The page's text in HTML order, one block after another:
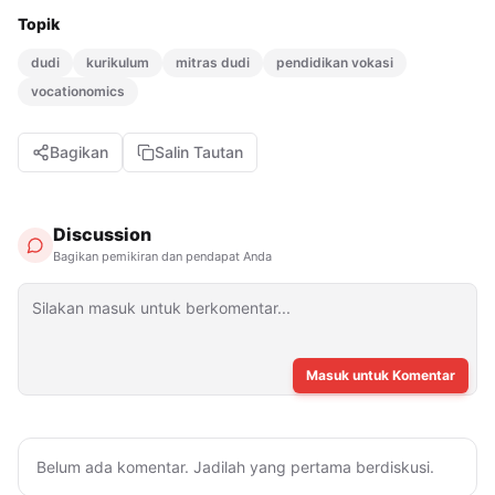
Topik
dudi kurikulum mitras dudi
pendidikan vokasi
vocationomics
Bagikan Salin Tautan
Discussion
Bagikan pemikiran dan pendapat Anda
Masuk untuk Komentar
Belum ada komentar. Jadilah yang pertama berdiskusi.